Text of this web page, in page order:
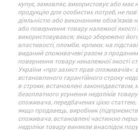
купує, замовляє, використовує або
продукцію для особистих потреб, не
діяльністю або виконанням обов’язків
або повернення товару належної
використовувався; якщо збережено
властивості, пломби, ярлики; на
виданий споживачеві разом з
повернення товару неналежної якості
України «про захист прав
встановленого гарантійного строку
в строки, встановлені
безоплатного усунення недоліків
споживача, передбачених цією
якщо продавець, виробник
споживача, встановлені частиною
недоліки товару виникли внаслідок